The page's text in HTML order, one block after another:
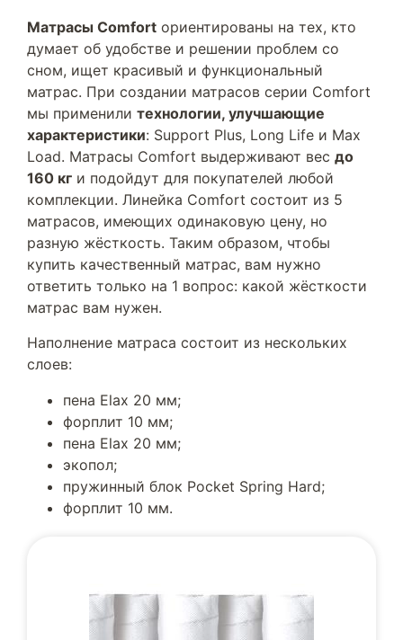
Матрасы Comfort ориентированы на тех, кто
думает об удобстве и решении проблем со
сном, ищет красивый и функциональный
матрас. При создании матрасов серии Comfort
мы применили технологии, улучшающие
характеристики: Support Plus, Long Life и Max
Load. Матрасы Comfort выдерживают вес до
160 кг и подойдут для покупателей любой
комплекции. Линейка Comfort состоит из 5
матрасов, имеющих одинаковую цену, но
разную жёсткость. Таким образом, чтобы
купить качественный матрас, вам нужно
ответить только на 1 вопрос: какой жёсткости
матрас вам нужен.
Наполнение матраса состоит из нескольких
слоев:
пена Elax 20 мм;
форплит 10 мм;
пена Elax 20 мм;
экопол;
пружинный блок Pocket Spring Hard;
форплит 10 мм.